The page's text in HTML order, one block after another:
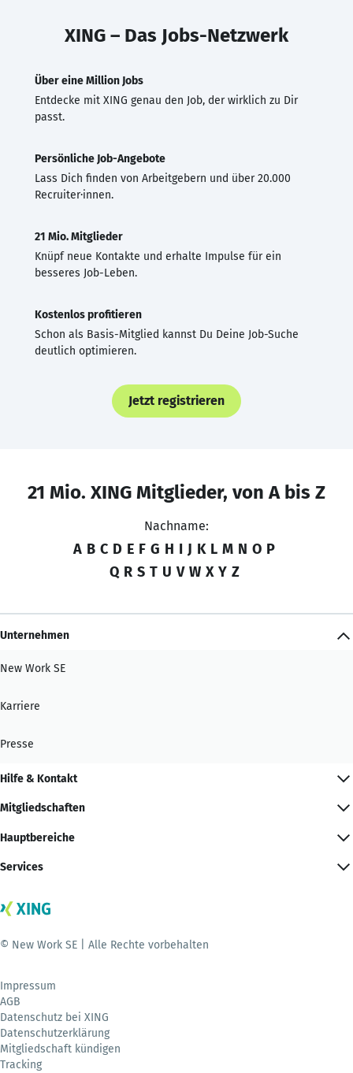
XING – Das Jobs-Netzwerk
Über eine Million Jobs
Entdecke mit XING genau den Job, der wirklich zu Dir
passt.
Persönliche Job-Angebote
Lass Dich finden von Arbeitgebern und über 20.000
Recruiter·innen.
21 Mio. Mitglieder
Knüpf neue Kontakte und erhalte Impulse für ein
besseres Job-Leben.
Kostenlos profitieren
Schon als Basis-Mitglied kannst Du Deine Job-Suche
deutlich optimieren.
Jetzt registrieren
21 Mio. XING Mitglieder, von A bis Z
Nachname:
A B C D E F G H I J K L M N O P
Q R S T U V W X Y Z
Unternehmen
New Work SE
Karriere
Presse
Hilfe & Kontakt
Mitgliedschaften
Hauptbereiche
Services
© New Work SE | Alle Rechte vorbehalten
Impressum
AGB
Datenschutz bei XING
Datenschutzerklärung
Mitgliedschaft kündigen
Tracking